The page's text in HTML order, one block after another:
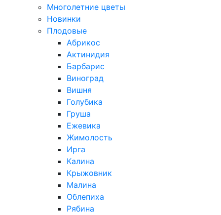
Многолетние цветы
Новинки
Плодовые
Абрикос
Актинидия
Барбарис
Виноград
Вишня
Голубика
Груша
Ежевика
Жимолость
Ирга
Калина
Крыжовник
Малина
Облепиха
Рябина